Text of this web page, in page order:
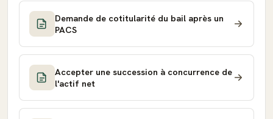
Demande de cotitularité du bail après un
PACS
Accepter une succession à concurrence de
l'actif net